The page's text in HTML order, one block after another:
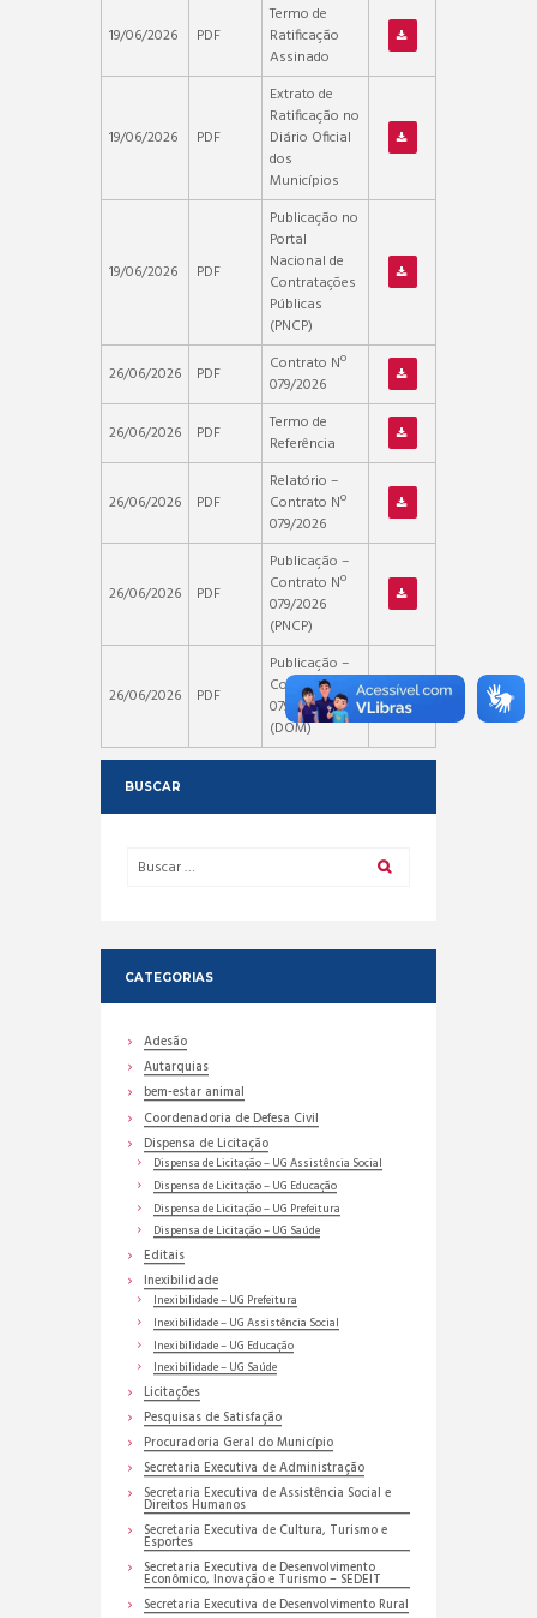
19/06/2026 PDF
Termo de
Ratificação
Assinado
19/06/2026 PDF
Extrato de
Ratificação no
Diário Oficial
dos
Municípios
19/06/2026 PDF
Publicação no
Portal
Nacional de
Contratações
Públicas
(PNCP)
26/06/2026
PDF
Contrato Nº
079/2026
26/06/2026
PDF
Termo de
Referência
26/06/2026 PDF
Relatório –
Contrato Nº
079/2026
26/06/2026 PDF
Publicação –
Contrato Nº
079/2026
(PNCP)
26/06/2026 PDF
Publicação –
Contrato Nº
079/2026
(DOM)
BUSCAR
CATEGORIAS
Adesão
Autarquias
bem-estar animal
Coordenadoria de Defesa Civil
Dispensa de Licitação
Dispensa de Licitação – UG Assistência Social
Dispensa de Licitação – UG Educação
Dispensa de Licitação – UG Prefeitura
Dispensa de Licitação – UG Saúde
Editais
Inexibilidade
Inexibilidade – UG Prefeitura
Inexibilidade – UG Assistência Social
Inexibilidade – UG Educação
Inexibilidade – UG Saúde
Licitações
Pesquisas de Satisfação
Procuradoria Geral do Município
Secretaria Executiva de Administração
Secretaria Executiva de Assistência Social e
Direitos Humanos
Secretaria Executiva de Cultura, Turismo e
Esportes
Secretaria Executiva de Desenvolvimento
Econômico, Inovação e Turismo – SEDEIT
Secretaria Executiva de Desenvolvimento Rural